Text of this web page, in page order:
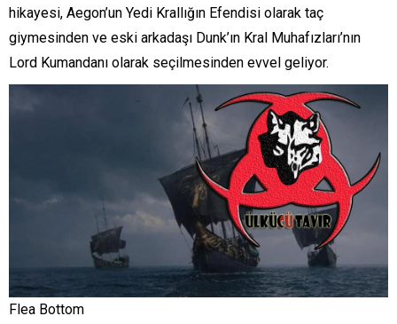
hikayesi, Aegon’un Yedi Krallığın Efendisi olarak taç
giymesinden ve eski arkadaşı Dunk’ın Kral Muhafızları’nın
Lord Kumandanı olarak seçilmesinden evvel geliyor.
Flea Bottom